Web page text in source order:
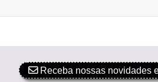
Receba nossas novidades